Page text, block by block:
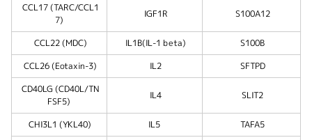
CCL17 (TARC/CCL1
7)
IGF1R S100A12
CCL22 (MDC) IL1B(IL-1 beta) S100B
CCL26 (Eotaxin-3) IL2 SFTPD
CD40LG (CD40L/TN
FSF5)
IL4 SLIT2
CHI3L1 (YKL40) IL5
TAFA5